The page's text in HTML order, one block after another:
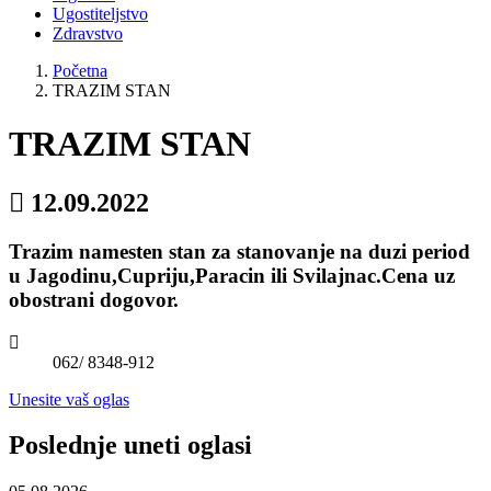
Ugostiteljstvo
Zdravstvo
Početna
TRAZIM STAN
TRAZIM STAN
12.09.2022
Trazim namesten stan za stanovanje na duzi period
u Jagodinu,Cupriju,Paracin ili Svilajnac.Cena uz
obostrani dogovor.
062/ 8348-912
Unesite vaš oglas
Poslednje uneti oglasi